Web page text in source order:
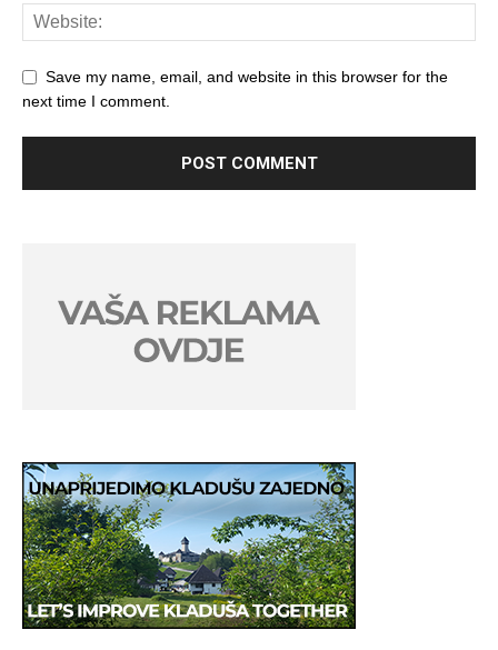
Save my name, email, and website in this browser for the
next time I comment.